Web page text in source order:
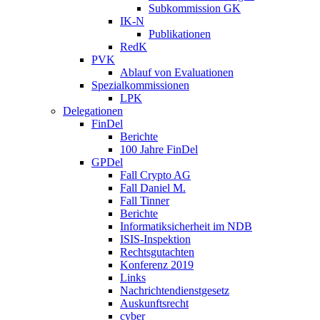
Subkommission GK
IK-N
Publikationen
RedK
PVK
Ablauf von Evaluationen
Spezialkommissionen
LPK
Delegationen
FinDel
Berichte
100 Jahre FinDel
GPDel
Fall Crypto AG
Fall Daniel M.
Fall Tinner
Berichte
Informatiksicherheit ­im NDB
ISIS-Inspektion
Rechtsgutachten
Konferenz 2019
Links
Nachrichtendienstgesetz
Auskunftsrecht
cyber